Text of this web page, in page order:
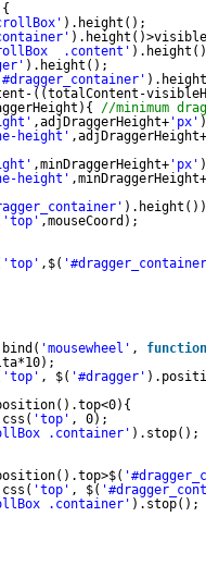
).height();
.content'
).height();
((totalContent-
//minimum
,adjDraggerHeight+ 'px'
height' ,adjDraggerHeight+
,minDraggerHeight+ 'px'
height' ,minDraggerHeight+
'top' ,mouseCoord);
'top' ,$(
'mousewheel' , function
'top' , $( '#dragger'
'top' , 0);
.container' ).stop();
'top' , $(
.container' ).stop();